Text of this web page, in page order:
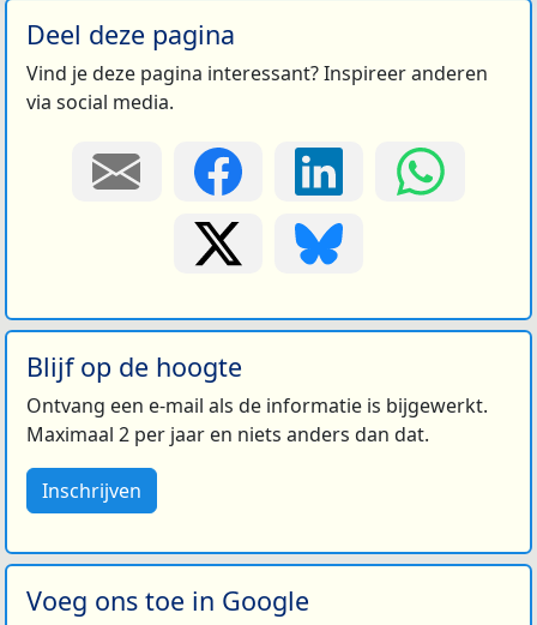
Deel deze pagina
Vind je deze pagina interessant? Inspireer anderen
via social media.
Blijf op de hoogte
Ontvang een e-mail als de informatie is bijgewerkt.
Maximaal 2 per jaar en niets anders dan dat.
Inschrijven
Voeg ons toe in Google